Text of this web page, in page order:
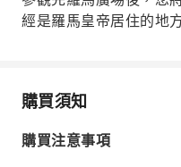
經是羅馬皇帝居住的地
購買須知
購買注意事項